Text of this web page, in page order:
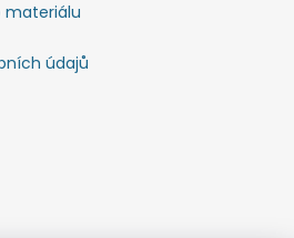
materiálu
údajů